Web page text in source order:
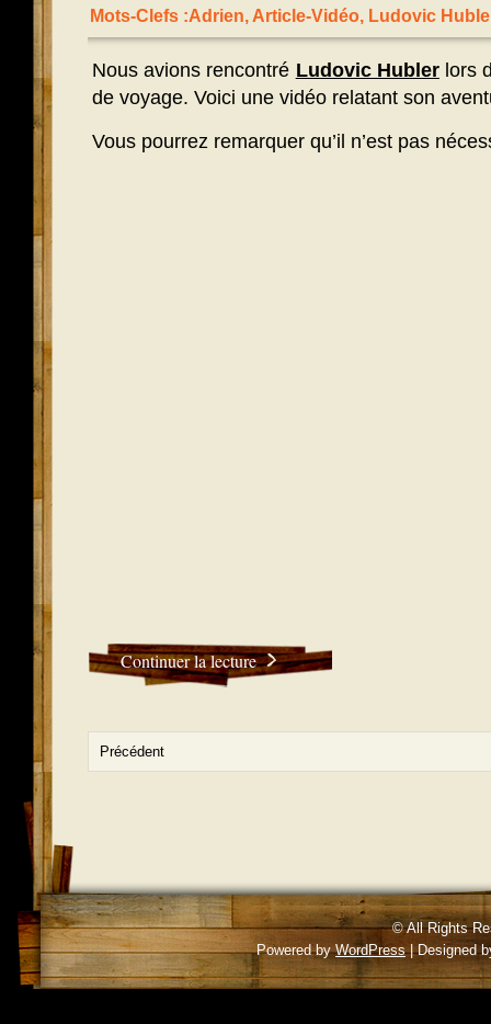
Mots-Clefs :Adrien, Article-Vidéo, Ludovic
Nous avions rencontré Ludovic Hublerlors
de voyage. Voici une vidéo relatant son
Vous pourrez remarquer qu’il n’est pas
Continuer la lecture
Précédent
© All Rights
Powered byWordPress| Designed